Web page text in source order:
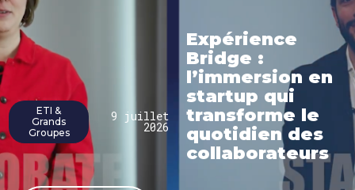
ETI &
Grands
Groupes
9 juillet
2026
Expérience
Bridge :
l’immersion en
startup qui
transforme le
quotidien des
collaborateurs